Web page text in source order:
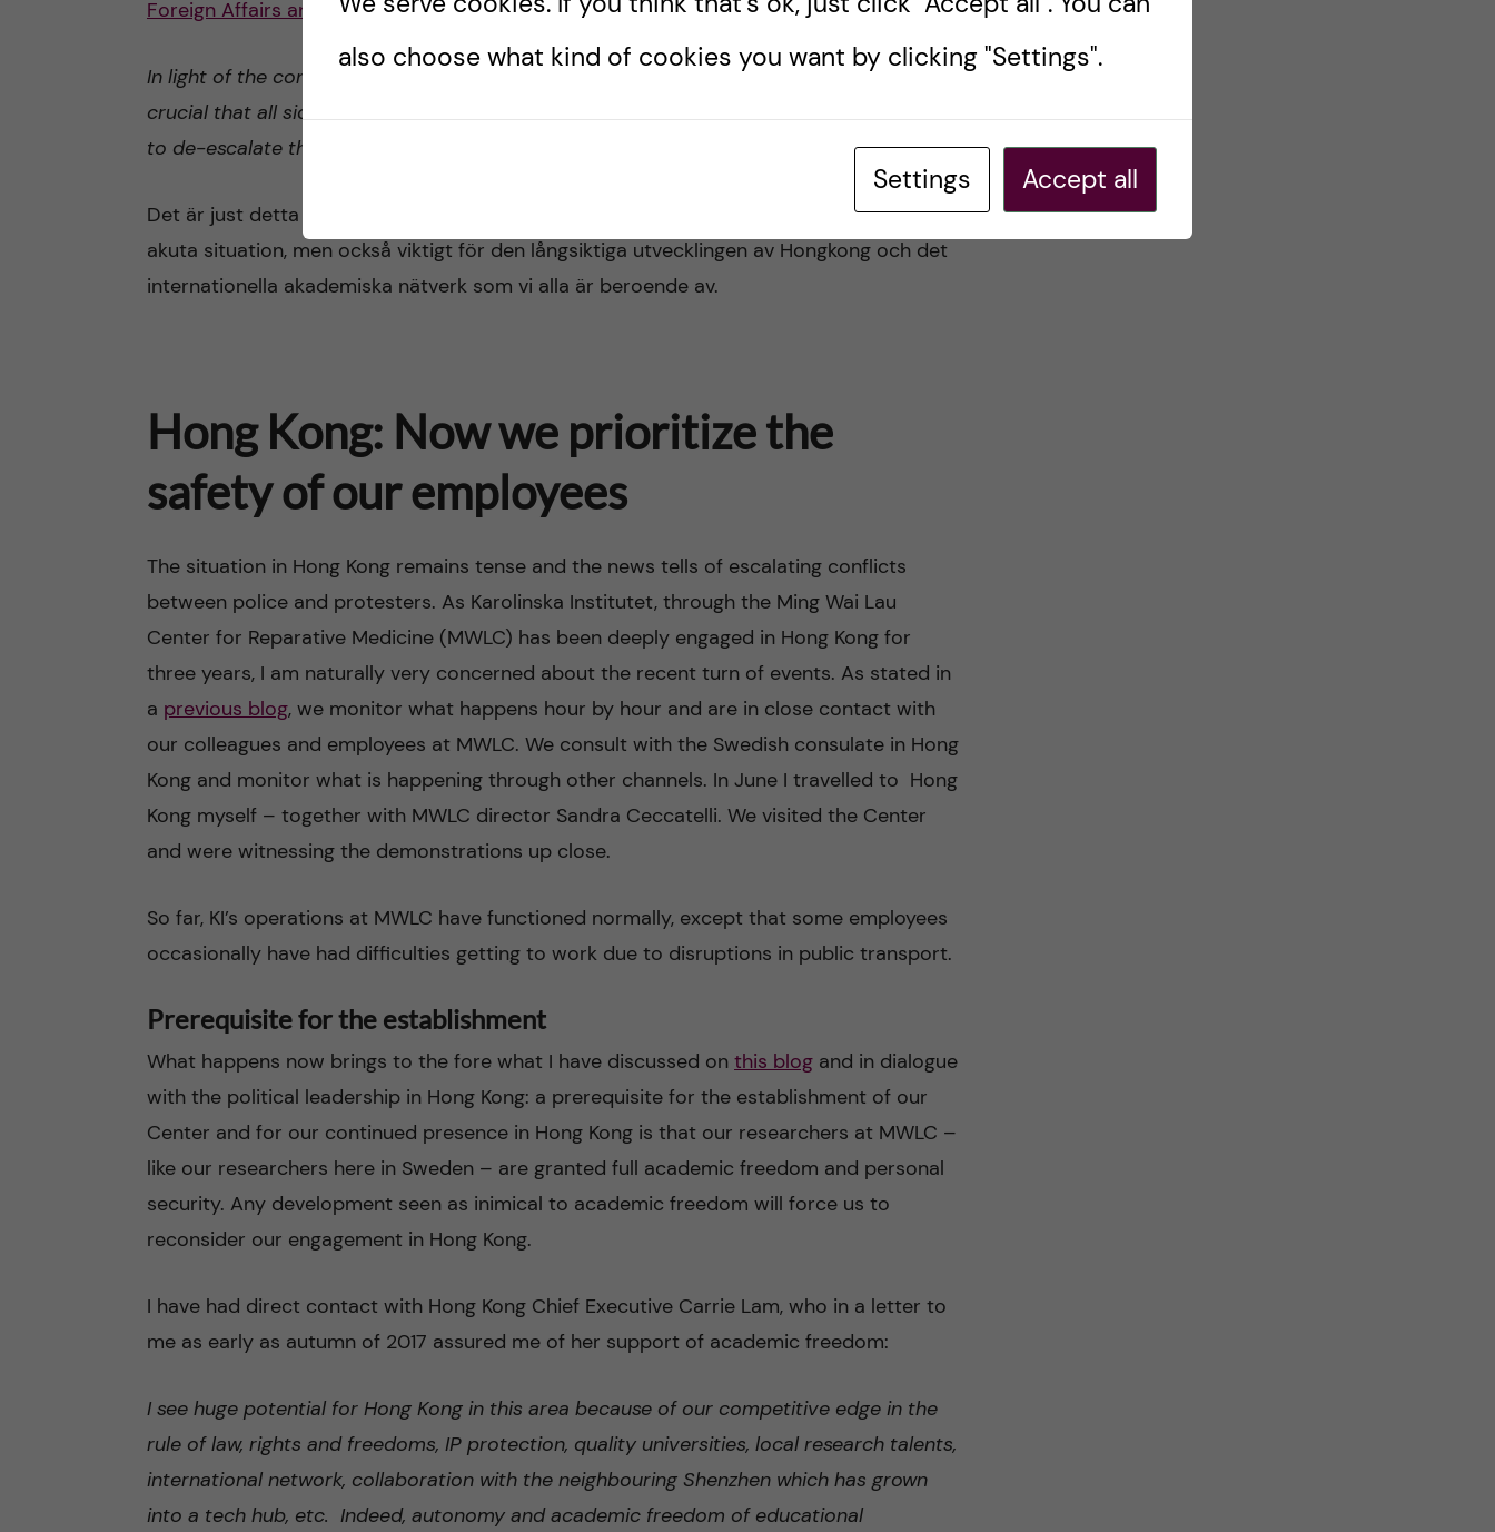
Foreign Affairs and Security Policy. Hon skriver:
In light of the continuing unrest and the increase in violent incidents in Hong Kong, it is
crucial that all sides exercise restraint, reject all kinds of violence, and take urgent steps
to de-escalate the situation.
Det är just detta som nu är viktigt: att situationen de-eskaleras. Det är viktigt i denna
akuta situation, men också viktigt för den långsiktiga utvecklingen av Hongkong och det
internationella akademiska nätverk som vi alla är beroende av.
Hong Kong: Now we prioritize the
safety of our employees
The situation in Hong Kong remains tense and the news tells of escalating conflicts
between police and protesters. As Karolinska Institutet, through the Ming Wai Lau
Center for Reparative Medicine (MWLC) has been deeply engaged in Hong Kong for
three years, I am naturally very concerned about the recent turn of events. As stated in
a previous blog, we monitor what happens hour by hour and are in close contact with
our colleagues and employees at MWLC. We consult with the Swedish consulate in Hong
Kong and monitor what is happening through other channels. In June I travelled to Hong
Kong myself – together with MWLC director Sandra Ceccatelli. We visited the Center
and were witnessing the demonstrations up close.
So far, KI’s operations at MWLC have functioned normally, except that some employees
occasionally have had difficulties getting to work due to disruptions in public transport.
Prerequisite for the establishment
What happens now brings to the fore what I have discussed on this blog and in dialogue
with the political leadership in Hong Kong: a prerequisite for the establishment of our
Center and for our continued presence in Hong Kong is that our researchers at MWLC –
like our researchers here in Sweden – are granted full academic freedom and personal
security. Any development seen as inimical to academic freedom will force us to
reconsider our engagement in Hong Kong.
I have had direct contact with Hong Kong Chief Executive Carrie Lam, who in a letter to
me as early as autumn of 2017 assured me of her support of academic freedom:
I see huge potential for Hong Kong in this area because of our competitive edge in the
rule of law, rights and freedoms, IP protection, quality universities, local research talents,
international network, collaboration with the neighbouring Shenzhen which has grown
into a tech hub, etc. Indeed, autonomy and academic freedom of educational
also choose what kind of cookies you want by clicking "Settings".
Settings Accept all